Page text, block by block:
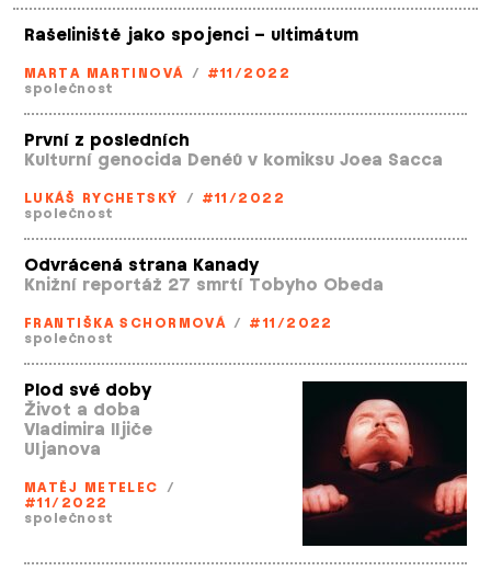
Rašeliniště jako spojenci – ultimátum
MARTA MARTINOVÁ / #11/2022
společnost
První z posledních
Kulturní genocida Denéů v komiksu Joea Sacca
LUKÁŠ RYCHETSKÝ / #11/2022
společnost
Odvrácená strana Kanady
Knižní reportáž 27 smrtí Tobyho Obeda
FRANTIŠKA SCHORMOVÁ / #11/2022
společnost
Plod své doby
Život a doba
Vladimira Iljiče
Uljanova
MATĚJ METELEC /
#11/2022
společnost